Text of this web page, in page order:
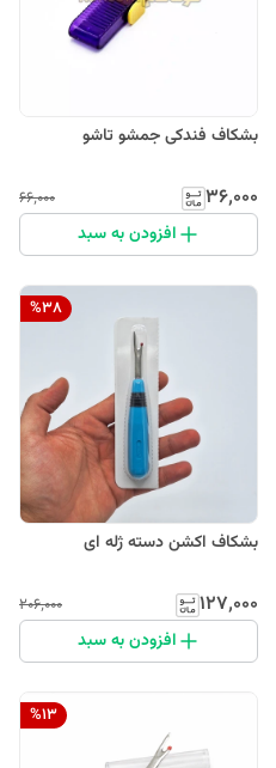
بشکاف فندکی جمشو تاشو
۳۶٬۰۰۰ ۶۶٬۰۰۰
افزودن به سبد
%38
بشکاف اکشن دسته ژله ای
۱۲۷٬۰۰۰ ۲۰۶٬۰۰۰
افزودن به سبد
%13